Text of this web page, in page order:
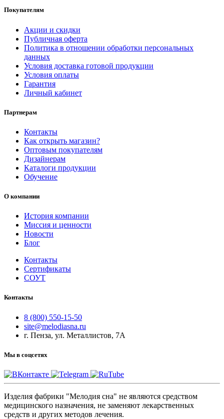
Покупателям
Акции и скидки
Публичная оферта
Политика в отношении обработки персональных
данных
Условия доставка готовой продукции
Условия оплаты
Гарантия
Личный кабинет
Партнерам
Контакты
Как открыть магазин?
Оптовым покупателям
Дизайнерам
Каталоги продукции
Обучение
О компании
История компании
Миссия и ценности
Новости
Блог
Контакты
Сертификаты
СОУТ
Контакты
8 (800) 550-15-50
site@melodiasna.ru
г. Пенза, ул. Металлистов, 7А
Мы в соцсетях
Изделия фабрики "Мелодия сна" не являются средством
медицинского назначения, не заменяют лекарственных
средств и других методов лечения.